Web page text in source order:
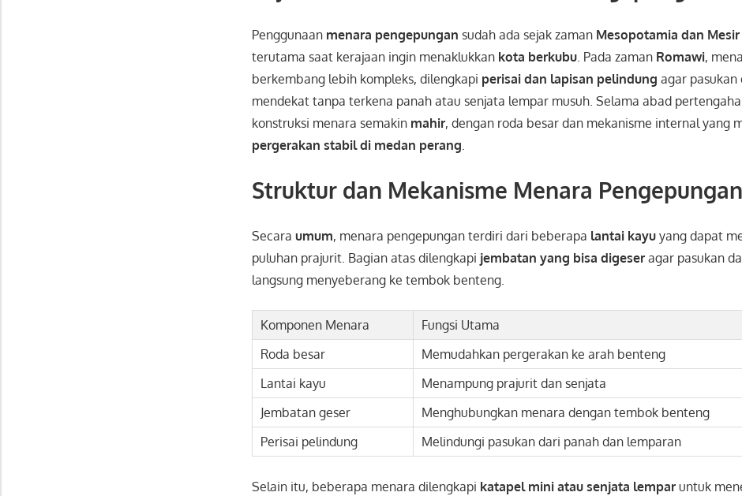
Penggunaan menara pengepungan sudah ada sejak zaman Mesopotamia dan
terutama saat kerajaan ingin menaklukkan kota berkubu . Pada zaman Romawi,
berkembang lebih kompleks, dilengkapi perisai dan lapisan pelindung agar pasukan
mendekat tanpa terkena panah atau senjata lempar musuh. Selama abad
konstruksi menara semakin mahir, dengan roda besar dan mekanisme internal yang
pergerakan stabil di medan perang
Struktur dan Mekanisme Menara Pengepungan
Secaraumum, menara pengepungan terdiri dari beberapa lantai kayu yang dapat
puluhan prajurit. Bagian atas dilengkapi jembatan yang bisa digeser agar pasukan
langsung menyeberang ke tembok benteng.
Komponen Menara
Fungsi Utama
Roda besar
Memudahkan pergerakan ke arah benteng
Lantai kayu
Menampung prajurit dan senjata
Jembatan geser
Menghubungkan menara dengan tembok benteng
Perisai pelindung
Melindungi pasukan dari panah dan lemparan
Selain itu, beberapa menara dilengkapi katapel mini atau senjata lempar untuk